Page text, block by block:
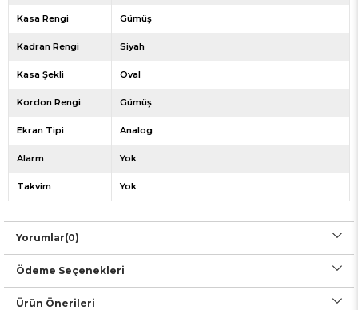
Kasa Rengi Gümüş
Kadran Rengi Siyah
Kasa Şekli Oval
Kordon Rengi Gümüş
Ekran Tipi Analog
Alarm Yok
Takvim Yok
Yorumlar(0)
Ödeme Seçenekleri
Ürün Önerileri